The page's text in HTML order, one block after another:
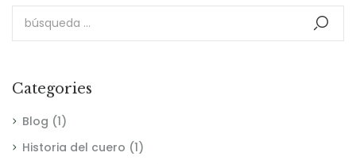
Categories
Blog (1)
Historia del cuero (1)